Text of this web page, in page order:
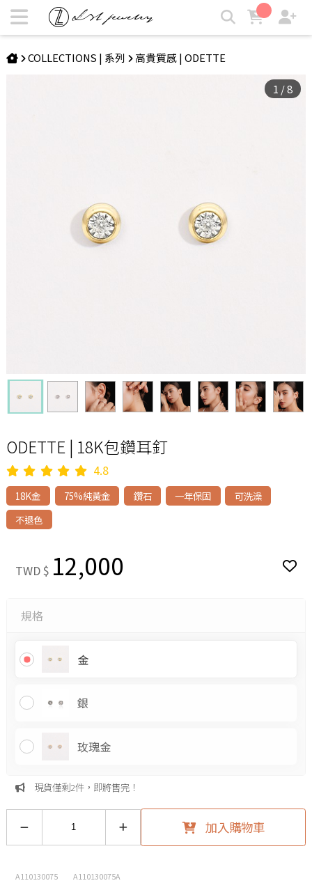
ODETTE | 18K包鑽耳釘 | LZL Jewelry 輕珠寶飾品
COLLECTIONS | 系列 高貴質感 | ODETTE
1 /8
ODETTE | 18K包鑽耳釘
4.8
18K金 75%純黃金 鑽石 一年保固
可洗澡
不退色
TWD $ 12,000
規格
金
銀
玫瑰金
現貨僅剩2件，即將售完！
加入購物車
A110130075 A110130075A